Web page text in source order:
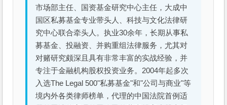
市场部主任、国资基金研究中心主任，大成中
国区私募基金专业带头人、科技与文化法律研
究中心联合牵头人。执业30余年，长期从事私
募基金、投融资、并购重组法律服务，尤其对
对赌研究颇深且具有非常丰富的实战经验，并
专注于金融机构股权投资业务。2004年起多次
入选The Legal 500"私募基金"和"公司与商业"等
境内外各类律师榜单，代理的中国法院首例适